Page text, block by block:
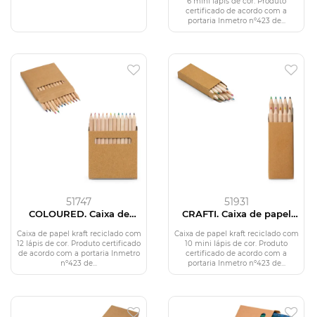
certificado de acordo com a
portaria Inmetro nº423 de...
51747
COLOURED. Caixa de
de cor
Caixa de papel kraft reciclado com
12 lápis de cor. Produto certificado
de acordo com a portaria Inmetro
nº423 de...
51931
CRAFTI. Caixa de papel
mini lápis de cor
Caixa de papel kraft reciclado com
10 mini lápis de cor. Produto
certificado de acordo com a
portaria Inmetro nº423 de...